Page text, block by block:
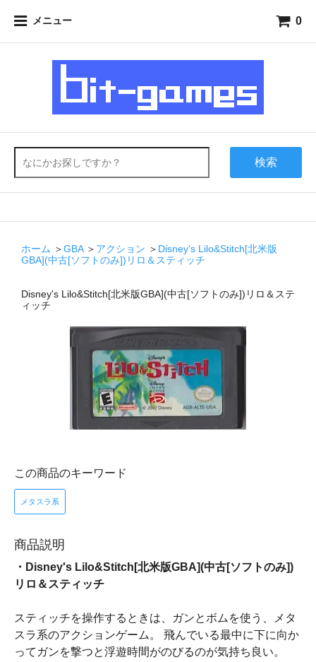
メニュー 0
検索
ホーム ＞GBA ＞ アクション ＞ Disney's Lilo&Stitch[北米版
GBA](中古[ソフトのみ])リロ＆スティッチ
Disney's Lilo&Stitch[北米版GBA](中古[ソフトのみ])リロ＆ステ
ィッチ
この商品のキーワード
メタスラ系
商品説明
・Disney's Lilo&Stitch[北米版GBA](中古[ソフトのみ])
リロ＆スティッチ
スティッチを操作するときは、ガンとボムを使う、メタ
スラ系のアクションゲーム。 飛んでいる最中に下に向か
ってガンを撃つと浮遊時間がのびるのが気持ち良い。